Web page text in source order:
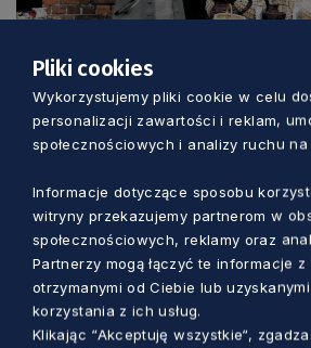
Pliki cookies
Wykorzystujemy pliki cookie w celu
personalizacji zawartości i reklam,
społecznościowych i analizy ruchu na
Informacje dotyczące sposobu
witryny przekazujemy partnerom w
społecznościowych, reklamy oraz
Partnerzy mogą łączyć te informacje z
otrzymanymi od Ciebie lub
korzystania z ich usług.
Klikając “Akceptuję wszystkie“,